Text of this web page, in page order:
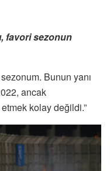
favori sezonun
Bunun yanı
ancak
kolay değildi.”